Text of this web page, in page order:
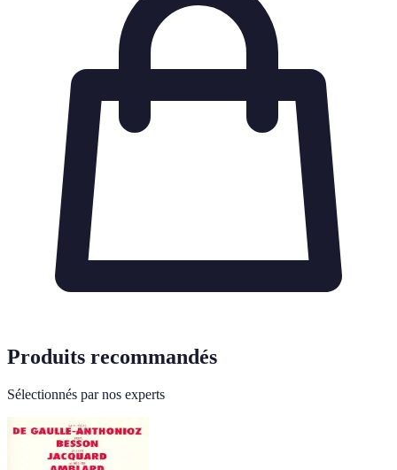
Produits recommandés
Sélectionnés par nos experts